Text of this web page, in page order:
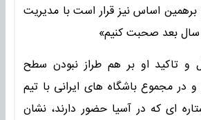
اساس نیز قرار است با مدیریت
سال بعد صحبت کنیم»
و تاکید او بر هم طراز نبودن سطح
در مجموع باشگاه های ایرانی با تیم
ای که در آسیا حضور دارند، نشان